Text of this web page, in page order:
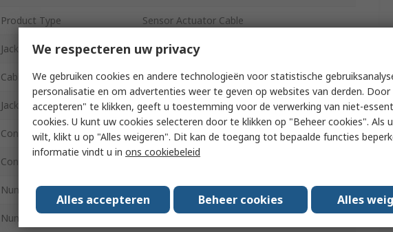
Product Type Sensor Actuator Cable
Jacket Material Polyvinyl Chloride
Cable Length 20m
Jacket Colour Black
Connector Type A Straight
Connector Gender A
Number of Contacts A 4
Number of Contacts B
We respecteren uw privacy
We gebruiken cookies en andere technologieën voor statistische
personalisatie en om advertenties weer te geven op websites van derden. Door
accepteren" te klikken, geeft u toestemming voor de verwerking van niet-
cookies. U kunt uw cookies selecteren door te klikken op "Beheer cookies". Als
wilt, klikt u op "Alles weigeren". Dit kan de toegang tot bepaalde functies
informatie vindt u in ons cookiebeleid
Alles accepteren Beheer cookies Alles